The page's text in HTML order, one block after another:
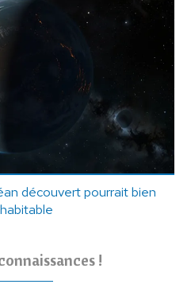
découvert pourrait bien
!